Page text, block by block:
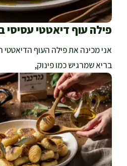
פילה עוף דיאטטי
אני מכינה את פילה העוף הדיאטטי
בריא שמרגיש כמו פינוק,